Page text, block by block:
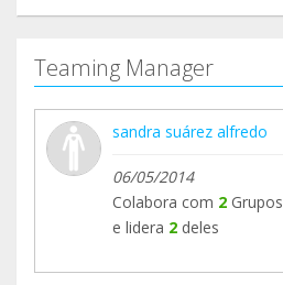
Teaming Manager
sandra suárez alfredo
06/05/2014
Colabora com 2 Grupos
e lidera 2 deles